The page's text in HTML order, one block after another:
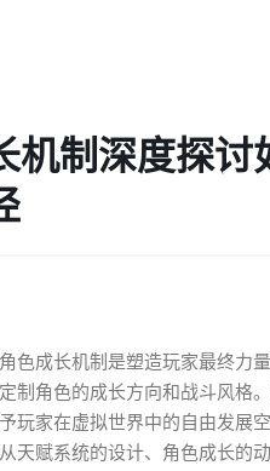
机制深度探讨
色成长机制是塑造玩家最终力
制角色的成长方向和战斗风格
玩家在虚拟世界中的自由发展
天赋系统的设计、角色成长的